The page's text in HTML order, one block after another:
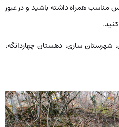
مناسب همراه داشته باشید و در عبور
شهرستان ساری، دهستان چهاردانگه،